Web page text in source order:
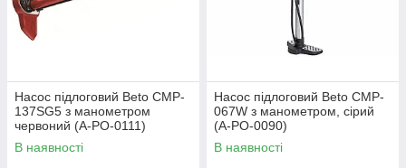
Насос підлоговий Beto CMP-
137SG5 з манометром
червоний (A-PO-0111)
В наявності
Насос підлоговий Beto CMP-
067W з манометром, сірий
(A-PO-0090)
В наявності